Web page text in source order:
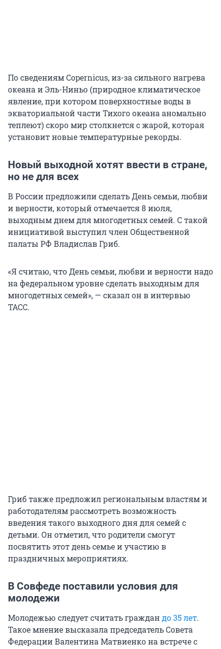
По сведениям Copernicus, из-за сильного нагрева
океана и Эль-Ниньо (природное климатическое
явление, при котором поверхностные воды в
экваториальной части Тихого океана аномально
теплеют) скоро мир столкнется с жарой, которая
установит новые температурные рекорды.
Новый выходной хотят ввести в стране,
но не для всех
В России предложили сделать День семьи, любви
и верности, который отмечается 8 июля,
выходным днем для многодетных семей. С такой
инициативой выступил член Общественной
палаты РФ Владислав Гриб.
«Я считаю, что День семьи, любви и верности надо
на федеральном уровне сделать выходным для
многодетных семей», — сказал он в интервью
ТАСС.
Гриб также предложил региональным властям и
работодателям рассмотреть возможность
введения такого выходного дня для семей с
детьми. Он отметил, что родители смогут
посвятить этот день семье и участию в
праздничных мероприятиях.
В Совфеде поставили условия для
молодежи
Молодежью следует считать граждандо 35 лет.
Такое мнение высказала председатель Совета
Федерации Валентина Матвиенко на встрече с